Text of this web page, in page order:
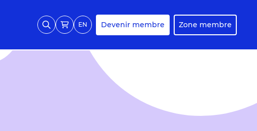
EN Devenir membre Zone membre